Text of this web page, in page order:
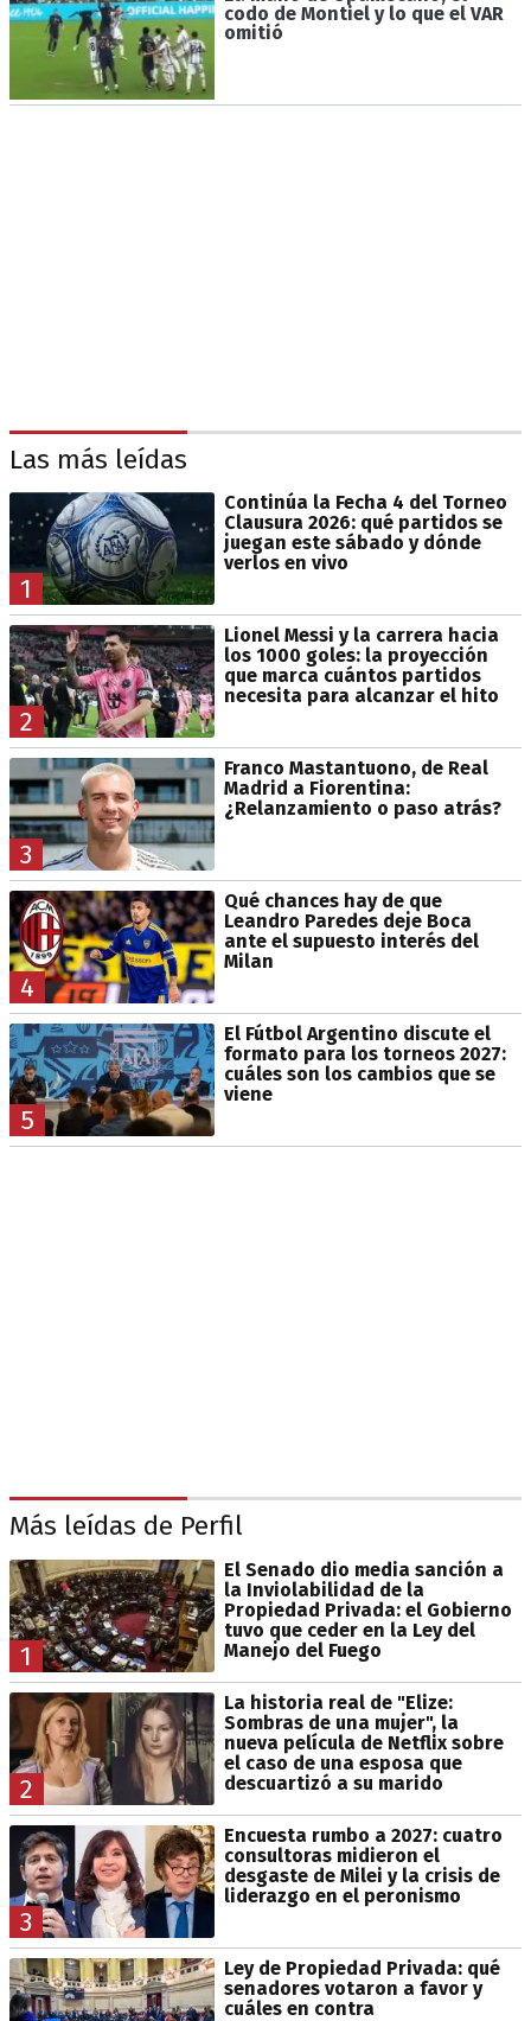
codo de Montiel y lo que el VAR
omitió
Las más leídas
1
Continúa la Fecha 4 del Torneo
Clausura 2026: qué partidos se
juegan este sábado y dónde
verlos en vivo
2
Lionel Messi y la carrera hacia
los 1000 goles: la proyección
que marca cuántos partidos
necesita para alcanzar el hito
3
Franco Mastantuono, de Real
Madrid a Fiorentina:
¿Relanzamiento o paso atrás?
4
Qué chances hay de que
Leandro Paredes deje Boca
ante el supuesto interés del
Milan
5
El Fútbol Argentino discute el
formato para los torneos 2027:
cuáles son los cambios que se
viene
Más leídas de Perfil
1
El Senado dio media sanción a
la Inviolabilidad de la
Propiedad Privada: el Gobierno
tuvo que ceder en la Ley del
Manejo del Fuego
2
La historia real de "Elize:
Sombras de una mujer", la
nueva película de Netflix sobre
el caso de una esposa que
descuartizó a su marido
3
Encuesta rumbo a 2027: cuatro
consultoras midieron el
desgaste de Milei y la crisis de
liderazgo en el peronismo
Ley de Propiedad Privada: qué
senadores votaron a favor y
cuáles en contra